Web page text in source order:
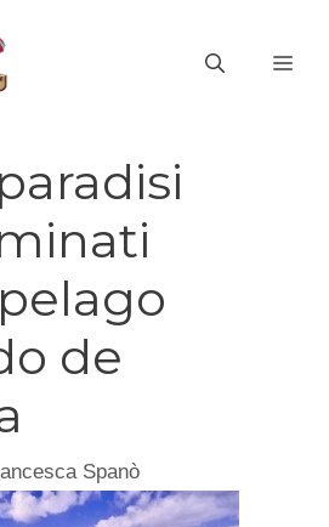
de
Spanò